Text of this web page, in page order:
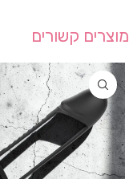
מוצרים קשורים